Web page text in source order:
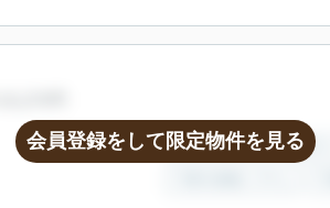
会員登録をして限定物件を見る